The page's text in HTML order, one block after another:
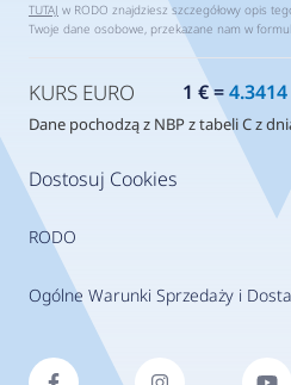
Dostosuj Cookies
RODO
Ogólne Warunki Sprzedaży i
TUTAJ w RODO znajdziesz szczegółowy opis
Twoje dane osobowe, przekazane nam w
KURS EURO 1 € =
Dane pochodzą z NBP z tabeli C z